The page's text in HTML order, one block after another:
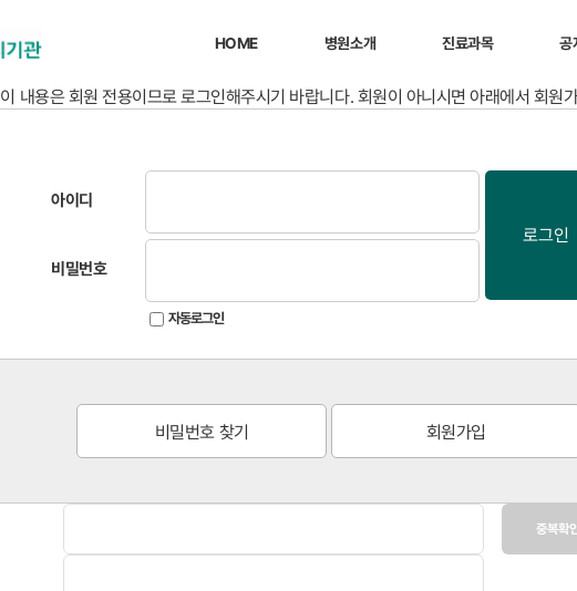
HOME 병원소개 진료과목 공
이 내용은 회원 전용이므로 로그인해주시기 바랍니다. 회원이 아니시면 아래에서 회원
아이디
비밀번호
자동로그인
로그인
비밀번호 찾기 회원가입
중복확